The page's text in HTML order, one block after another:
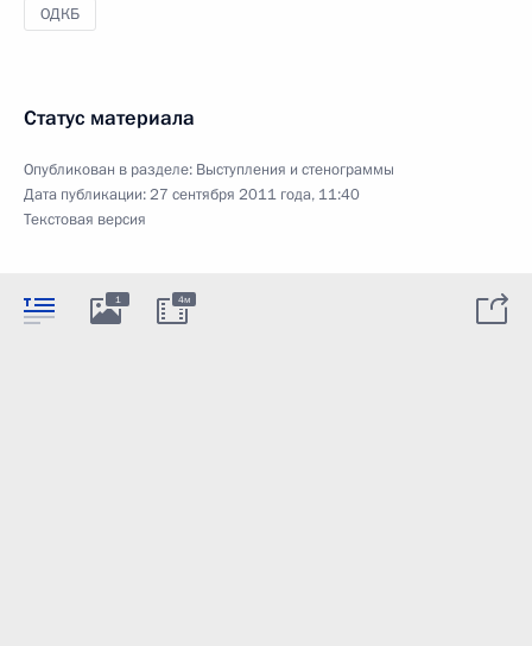
ОДКБ
Статус материала
Опубликован в разделе: Выступления и стенограммы
Дата публикации:27 сентября 2011 года, 11:40
Текстовая версия
1 4м